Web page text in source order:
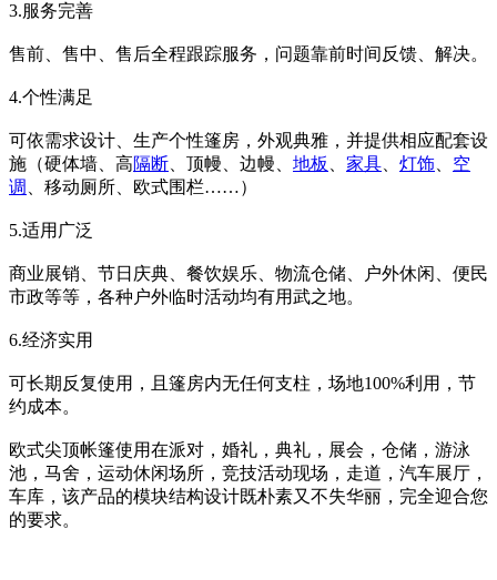
3.服务完善
售前、售中、售后全程跟踪服务，问题靠前时间反馈、解决。
4.个性满足
可依需求设计、生产个性篷房，外观典雅，并提供相应配套设
施（硬体墙、高隔断 、顶幔、边幔、 地板 家具 灯饰
空
调
、移动厕所、欧式围栏……）
5.适用广泛
商业展销、节日庆典、餐饮娱乐、物流仓储、户外休闲、便民
市政等等，各种户外临时活动均有用武之地。
6.经济实用
可长期反复使用，且篷房内无任何支柱，场地100%利用，节
约成本。
欧式尖顶帐篷使用在派对，婚礼，典礼，展会，仓储，游泳
池，马舍，运动休闲场所，竞技活动现场，走道，汽车展厅，
车库，该产品的模块结构设计既朴素又不失华丽，完全迎合您
的要求。